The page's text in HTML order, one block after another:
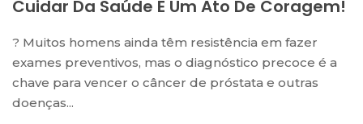
Cuidar Da Saúde É Um Ato De Coragem!
? Muitos homens ainda têm resistência em fazer
exames preventivos, mas o diagnóstico precoce é a
chave para vencer o câncer de próstata e outras
doenças...